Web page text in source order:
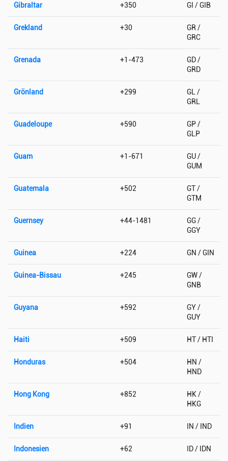
Gibraltar +350 GI / GIB
Grekland +30
GR /
GRC
Grenada +1-473
GD /
GRD
Grönland +299
GL /
GRL
Guadeloupe +590
GP /
GLP
Guam +1-671
GU /
GUM
Guatemala +502
GT /
GTM
Guernsey +44-1481
GG /
GGY
Guinea +224 GN / GIN
Guinea-Bissau +245
GW /
GNB
Guyana +592
GY /
GUY
Haiti +509 HT / HTI
Honduras +504
HN /
HND
Hong Kong +852
HK /
HKG
Indien +91 IN / IND
Indonesien +62 ID / IDN